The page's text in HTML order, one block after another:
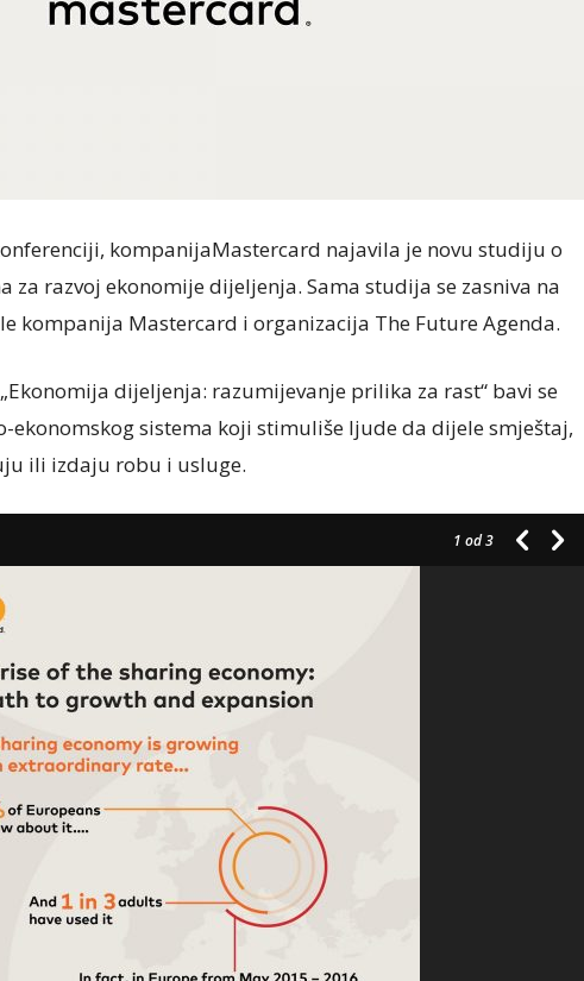
kompanijaMastercard najavila je novu studiju o
za razvoj ekonomije dijeljenja. Sama studija se zasniva na
kompanija Mastercard i organizacija The Future Agenda.
dijeljenja: razumijevanje prilika za rast“ bavi se
ekonomskog sistema koji stimuliše ljude da dijele smještaj,
ili izdaju robu i usluge.
1 od 3